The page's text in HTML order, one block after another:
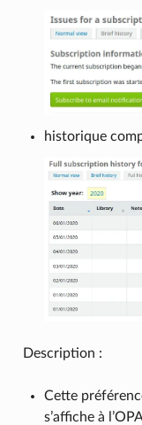
historique
Description :
Cette
s’affiche à